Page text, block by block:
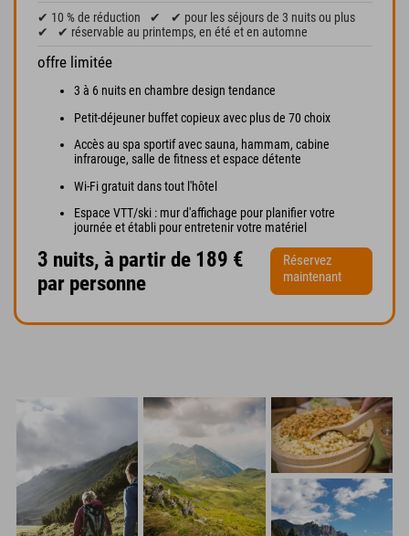
✔ 10 % de réduction ✔
✔ pour les séjours de 3 nuits ou plus
✔
✔ réservable au printemps, en été et en automne
offre limitée
3 à 6 nuits en chambre design tendance
Petit-déjeuner buffet copieux avec plus de 70 choix
Accès au spa sportif avec sauna, hammam, cabine
infrarouge, salle de fitness et espace détente
Wi-Fi gratuit dans tout l'hôtel
Espace VTT/ski : mur d'affichage pour planifier votre
journée et établi pour entretenir votre matériel
3 nuits, à partir de 189 €
par personne
Réservez
maintenant